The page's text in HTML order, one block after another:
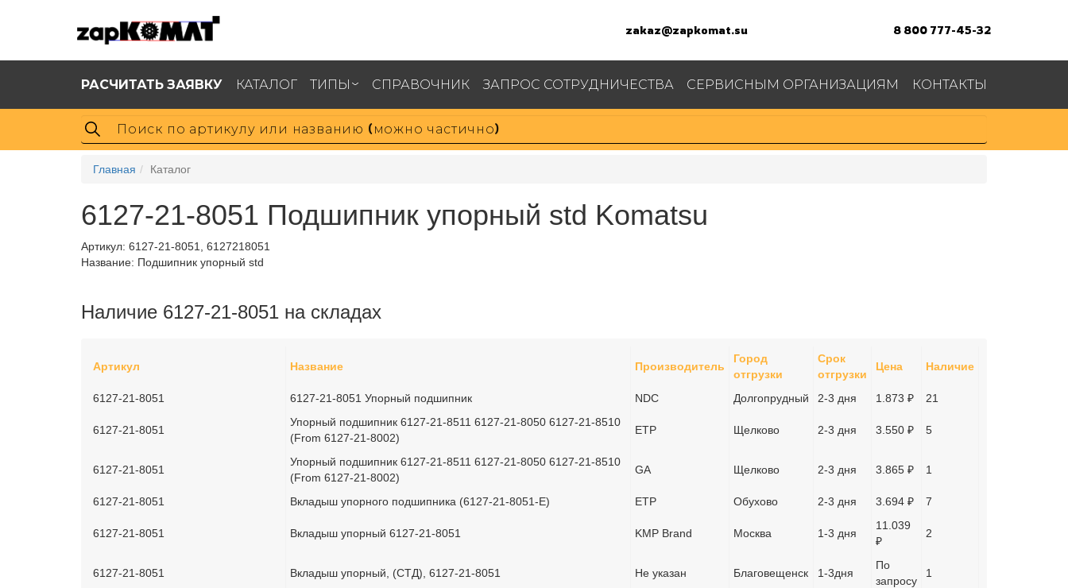
zakaz@zapkomat.su 8 800 777-45-32
РАСЧИТАТЬ ЗАЯВКУ КАТАЛОГ ТИПЫ СПРАВОЧНИК ЗАПРОС СОТРУДНИЧЕСТВА СЕРВИСНЫМ ОРГАНИЗАЦИЯМ КОНТАКТЫ
Главная Каталог
6127-21-8051 Подшипник упорный std Komatsu
Артикул: 6127-21-8051, 6127218051
Название: Подшипник упорный std
Наличие 6127-21-8051 на складах
Артикул Название Производитель
Город
отгрузки
Срок
отгрузки
Цена Наличие
6127-21-8051 6127-21-8051 Упорный подшипник NDC Долгопрудный 2-3 дня 1.873 ₽ 21
6127-21-8051
Упорный подшипник 6127-21-8511 6127-21-8050 6127-21-8510
(From 6127-21-8002)
ETP Щелково 2-3 дня 3.550 ₽ 5
6127-21-8051
Упорный подшипник 6127-21-8511 6127-21-8050 6127-21-8510
(From 6127-21-8002)
GA Щелково 2-3 дня 3.865 ₽ 1
6127-21-8051 Вкладыш упорного подшипника (6127-21-8051-E) ETP Обухово 2-3 дня 3.694 ₽ 7
6127-21-8051 Вкладыш упорный 6127-21-8051 KMP Brand Москва 1-3 дня
11.039
₽
2
6127-21-8051 Вкладыш упорный, (СТД), 6127-21-8051 Не указан Благовещенск 1-3дня
По
запросу
1